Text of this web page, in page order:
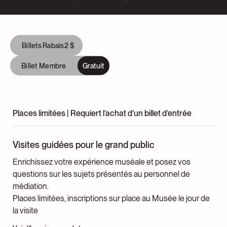
Consultation scientifique
Gwenaëlle Reyt, Ph. D., directrice générale des
approches culturelles de l’alimentation au Conseil des
appellations réservées et des termes valorisants,
chargée de cours et chercheuse à l’ITHQ
Collections et expositions
Scénographie
Guillaume Kukucka
Conception graphique
David Martin
Comité consultatif
Roxanne Arsenault, coautrice de Kitsch QC (Montréal,
Fides, 2021), directrice de la programmation artistique
rêvions plus), Robert Lepage (
Marleau (Le vieux monde derrière nous
Billets 2 $
Rabais
Billet Membre Gratuit
Places limitées | Requiert l’achat d’un billet d’entrée
Visites guidées pour le grand public
Enrichissez votre expérience muséale et posez vos
questions sur les sujets présentés au personnel de
médiation.
Places limitées, inscriptions sur place au Musée le jour de
la visite